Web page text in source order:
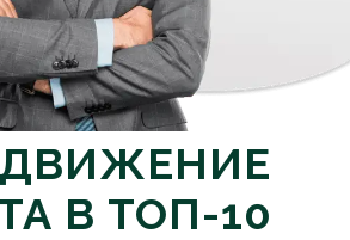
В ТОП-10